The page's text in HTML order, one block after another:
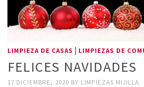
LIMPIEZA DE CASAS | LIMPIEZAS DE
FELICES NAVIDADES
17 DICIEMBRE, 2020 BY LIMPIEZAS MIJILLA